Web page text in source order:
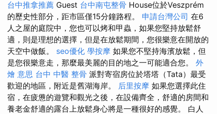
台中推拿推薦 Guest 台中南屯整骨 House位於Veszprém
的歷史性部分，距市區僅15分鐘路程。 申請台灣公司 在6
人之屋的庭院中，您也可以烤和甲蟲，如果您堅持放鬆舒
適，則是理想的選擇，但是在放鬆期間，您很樂意在開放的
天空中做飯。 seo優化 學按摩 如果您不堅持海濱放鬆，但
是您很樂意走，那麼最美麗的目的地之一可能適合您。 外
燴 意思 台中 中醫 整骨 派對寄宿房位於塔塔（Tata）最受
歡迎的地區，附近是舊湖海岸。 后里按摩 如果您選擇此住
宿，在疲憊的遊覽和觀光之後，在設備齊全，舒適的房間和
養老金舒適的露台上放鬆身心將是一種很好的感覺。 白人